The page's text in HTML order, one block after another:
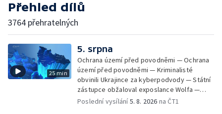
Přehled dílů
3764 přehratelných
25 min
5. srpna
Ochrana území před povodněmi — Ochrana
území před povodněmi — Kriminalisté
obvinili Ukrajince za kyberpodvody — Státní
zástupce obžaloval exposlance Wolfa —
Péče o hospodářská zvířata ve vedrech —
Poslední vysílání5. 8. 2026 na ČT1